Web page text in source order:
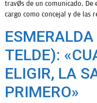
través de un comunicado. De
cargo como concejal y de las
TELDE):
ELIGIR, LA
PRIMERO»